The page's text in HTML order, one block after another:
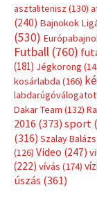
asztalitenisz (130)
(240) Bajnokok
(530)
Futball (760)
(181) Jégkorong
kosárlabda (166)
Dakar Team (132)
2016 (373) sport
(316) Szalay Balázs
(126) Video (247)
(222) vívás (174)
úszás (361)